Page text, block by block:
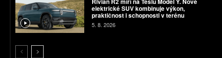
elektrické SUV kombinuje výkon,
praktičnost i schopnosti v terénu
5. 8. 2026